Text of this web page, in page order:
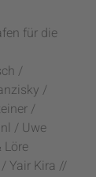
für die
/
/
/
/ Uwe
Löre
Yair Kira //